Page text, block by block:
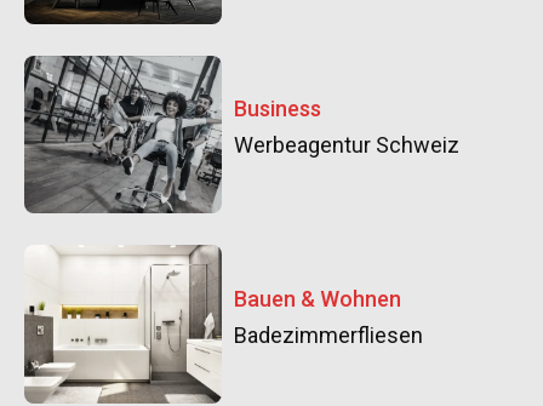
Business
Werbeagentur Schweiz
Bauen & Wohnen
Badezimmerfliesen